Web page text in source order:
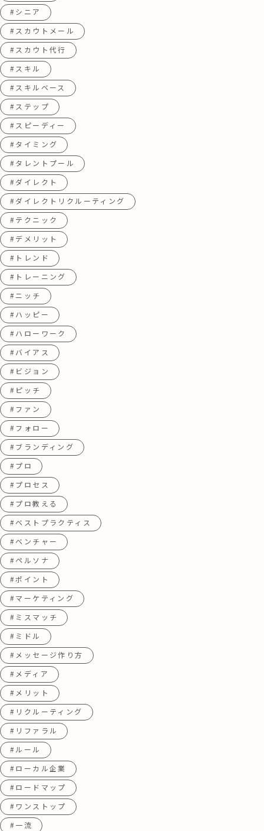
#シニア
#スカウトメール
#スカウト代行
#スキル
#スキルベース
#ステップ
#スピーディー
#タイミング
#タレントプール
#ダイレクト
#ダイレクトリクルーティング
#テクニック
#デメリット
#トレンド
#トレーニング
#ニッチ
#ハッピー
#ハローワーク
#バイアス
#ビジョン
#ピッチ
#ファン
#フォロー
#ブランディング
#プロ
#プロセス
#プロ教える
#ベストプラクティス
#ベンチャー
#ペルソナ
#ポイント
#マーケティング
#ミスマッチ
#ミドル
#メッセージ作り方
#メディア
#メリット
#リクルーティング
#リファラル
#ルール
#ローカル企業
#ロードマップ
#ワンストップ
#一流